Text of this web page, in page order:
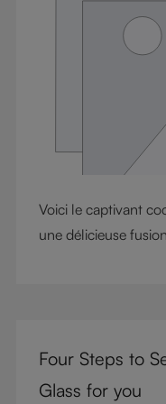
polyvalence au
instants de la vie
Voici le captivant
une délicieuse
savoureux qui
l'été.
Four Steps to
Glass for you